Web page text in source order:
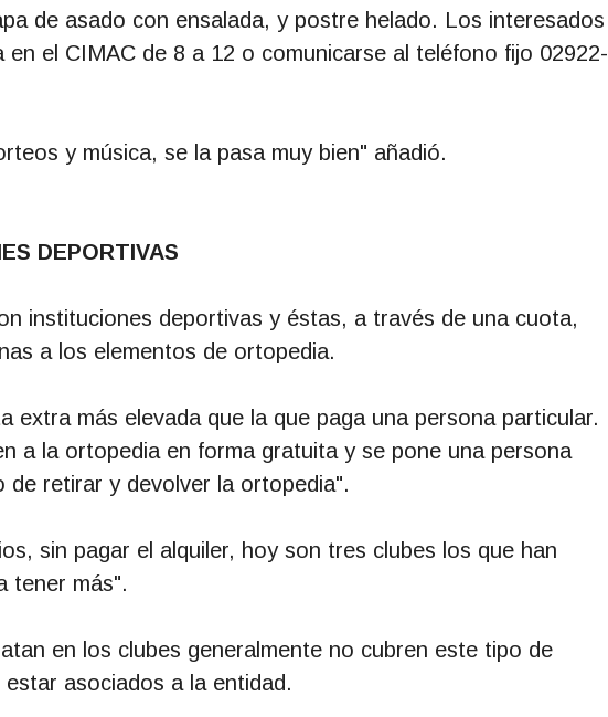
de asado con ensalada, y postre helado. Los interesados
el CIMAC de 8 a 12 o comunicarse al teléfono fijo 02922-
y música, se la pasa muy bien" añadió.
DEPORTIVAS
instituciones deportivas y éstas, a través de una cuota,
a los elementos de ortopedia.
extra más elevada que la que paga una persona particular.
a la ortopedia en forma gratuita y se pone una persona
de retirar y devolver la ortopedia".
sin pagar el alquiler, hoy son tres clubes los que han
tener más".
en los clubes generalmente no cubren este tipo de
asociados a la entidad.